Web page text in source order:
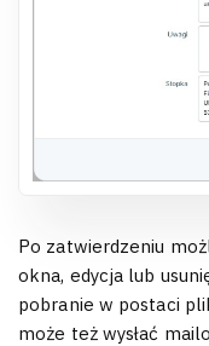
Po zatwierdzeniu
okna, edycja lub
pobranie w postaci
może też wysłać